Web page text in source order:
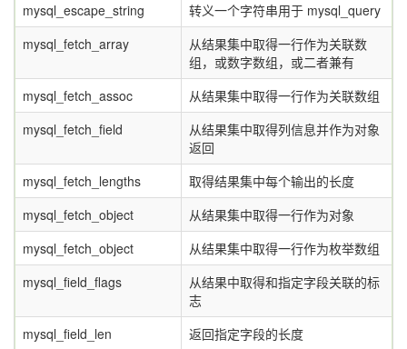
mysql_escape_string
转义一个字符串用于 mysql_query
mysql_fetch_array
从结果集中取得一行作为关联数
组，或数字数组，或二者兼有
mysql_fetch_assoc
从结果集中取得一行作为关联数组
mysql_fetch_field
从结果集中取得列信息并作为对象
返回
mysql_fetch_lengths
取得结果集中每个输出的长度
mysql_fetch_object
从结果集中取得一行作为对象
mysql_fetch_object
从结果集中取得一行作为枚举数组
mysql_field_flags
从结果中取得和指定字段关联的标
志
mysql_field_len
返回指定字段的长度